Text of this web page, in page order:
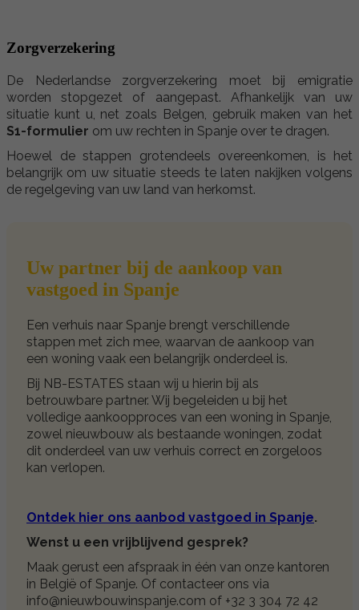
Zorgverzekering
De Nederlandse zorgverzekering moet bij emigratie
worden stopgezet of aangepast. Afhankelijk van uw
situatie kunt u, net zoals Belgen, gebruik maken van het
S1-formulier om uw rechten in Spanje over te dragen.
Hoewel de stappen grotendeels overeenkomen, is het
belangrijk om uw situatie steeds te laten nakijken volgens
de regelgeving van uw land van herkomst.
Uw partner bij de aankoop van
vastgoed in Spanje
Een verhuis naar Spanje brengt verschillende
stappen met zich mee, waarvan de aankoop van
een woning vaak een belangrijk onderdeel is.
Bij NB-ESTATES staan wij u hierin bij als
betrouwbare partner. Wij begeleiden u bij het
volledige aankoopproces van een woning in Spanje,
zowel nieuwbouw als bestaande woningen, zodat
dit onderdeel van uw verhuis correct en zorgeloos
kan verlopen.
Ontdek hier ons aanbod vastgoed in Spanje.
Wenst u een vrijblijvend gesprek?
Maak gerust een afspraak in één van onze kantoren
in België of Spanje. Of contacteer ons via
info@nieuwbouwinspanje.com of +32 3 304 72 42